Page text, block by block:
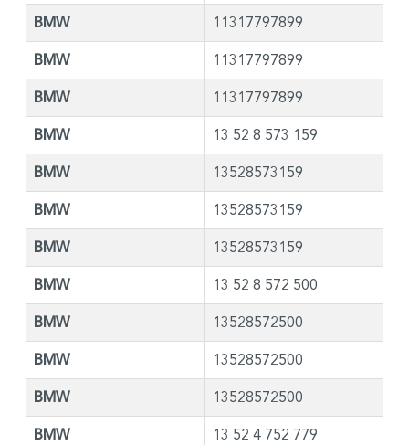
BMW 11317797899
BMW 11317797899
BMW 11317797899
BMW 13 52 8 573 159
BMW 13528573159
BMW 13528573159
BMW 13528573159
BMW 13 52 8 572 500
BMW 13528572500
BMW 13528572500
BMW 13528572500
BMW 13 52 4 752 779